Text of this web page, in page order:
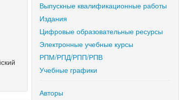
Выпускные квалификационные работы
Издания
Цифровые образовательные ресурсы
Электронные учебные курсы
РПМ/РПД/РПП/РПВ
Учебные графики
Авторы